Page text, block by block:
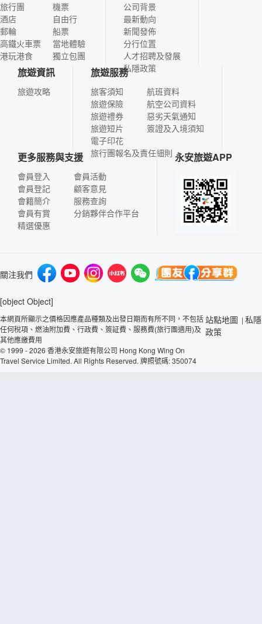
旅行團
酒店
郵輪
高鐵火車票
港玩港食
機票
自由行
船票
當地體驗
獨立包團
公司背景
最新動向
新聞發佈
分行位置
人才招聘及發展
私隱政策
旅遊資訊
旅遊攻略
旅遊服務
旅客須知
旅遊保險
旅遊禮券
旅遊短片
電子印花
航班資料
航空公司資料
惡劣天氣通知
簽證及入境須知
旅行團報名及責任細則
更多服務與支援
會員登入
會員登記
會籍簡介
會員有賞
精選優惠
會員活動
顧客意見
服務查詢
分銷夥伴合作平台
永安旅遊APP
關注我們
[object Object]
本網頁所顯示之價格因應產品種類及出發日期而有所不同，不包括
任何稅項、燃油附加費、行政費、簽証費、服務費(旅行團適用)及
其他應繳費用
© 1999 - 2026 香港永安旅遊有限公司 Hong Kong Wing On
Travel Service Limited. All Rights Reserved. 牌照號碼: 350074
站點地圖 | 私隱
政策